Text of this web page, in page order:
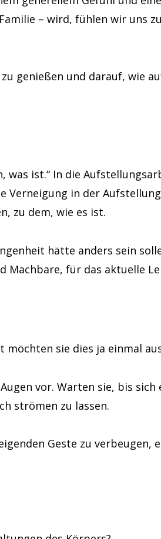
– wird, fühlen wir uns
genießen und darauf, wie
was ist.“ In die
Verneigung in der
zu dem, wie es ist.
hätte anders sein
Machbare, für das aktuelle
sie dies ja einmal
vor. Warten sie, bis sich
strömen zu lassen.
Geste zu verbeugen,